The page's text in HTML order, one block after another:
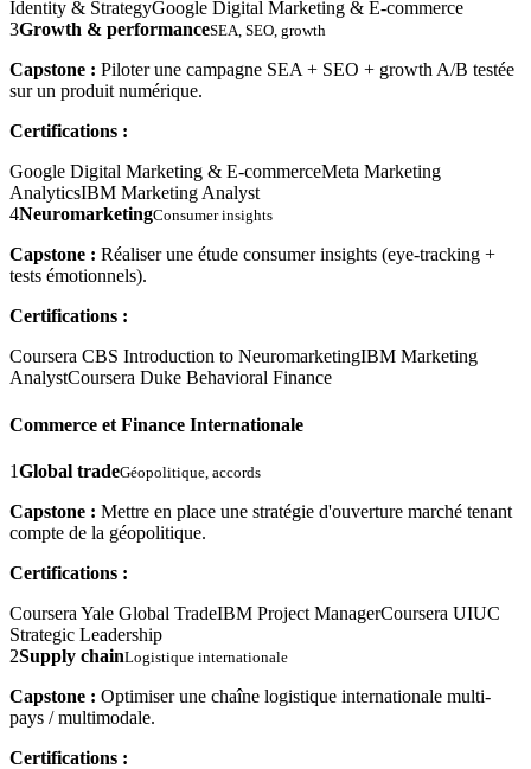
Identity & StrategyGoogle Digital Marketing & E-commerce
3Growth & performanceSEA, SEO, growth
Capstone : Piloter une campagne SEA + SEO + growth A/B testée
sur un produit numérique.
Certifications :
Google Digital Marketing & E-commerceMeta Marketing
AnalyticsIBM Marketing Analyst
4NeuromarketingConsumer insights
Capstone : Réaliser une étude consumer insights (eye-tracking +
tests émotionnels).
Certifications :
Coursera CBS Introduction to NeuromarketingIBM Marketing
AnalystCoursera Duke Behavioral Finance
Commerce et Finance Internationale
1Global tradeGéopolitique, accords
Capstone : Mettre en place une stratégie d'ouverture marché tenant
compte de la géopolitique.
Certifications :
Coursera Yale Global TradeIBM Project ManagerCoursera UIUC
Strategic Leadership
2Supply chainLogistique internationale
Capstone : Optimiser une chaîne logistique internationale multi-
pays / multimodale.
Certifications :